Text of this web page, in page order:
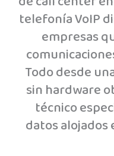
telefonía VoIP
empresas
Todo desde
sin hardware
técnico
datos